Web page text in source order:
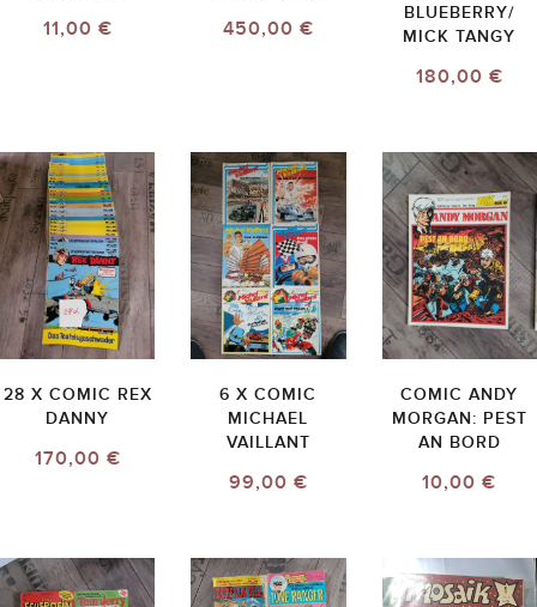
11,00 € 450,00 €
BLUEBERRY/
MICK TANGY
180,00 €
28 X COMIC REX
DANNY
170,00 €
6 X COMIC
MICHAEL
VAILLANT
99,00 €
COMIC ANDY
MORGAN: PEST
AN BORD
10,00 €